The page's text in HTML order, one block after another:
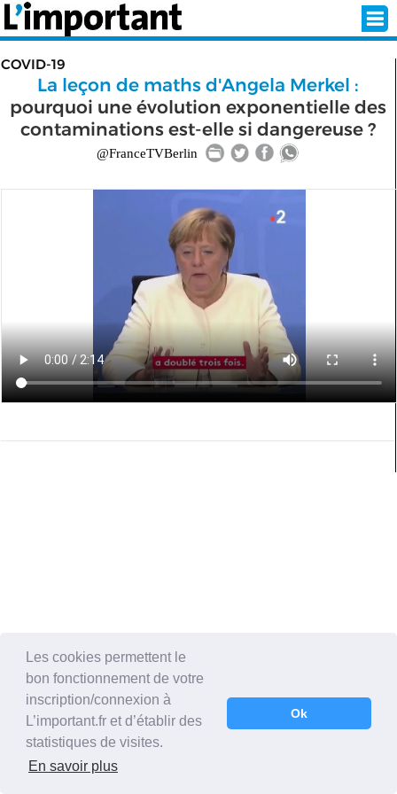
INSCRIPTION CONNEXION
SÉLECTION DE L'ÉTÉ
SUR L'ÉCRAN D'ACCUEIL
ABONNEZ-VOUS À LA NEWSLETTER!
< RETOUR À L'ACCUEIL
COVID-19
La leçon de maths d'Angela Merkel :
pourquoi une évolution exponentielle des
contaminations est-elle si dangereuse ?
@FranceTVBerlin
Les cookies permettent le
bon fonctionnement de votre
inscription/connexion à
L’important.fr et d’établir des
statistiques de visites.
En savoir plus
Ok